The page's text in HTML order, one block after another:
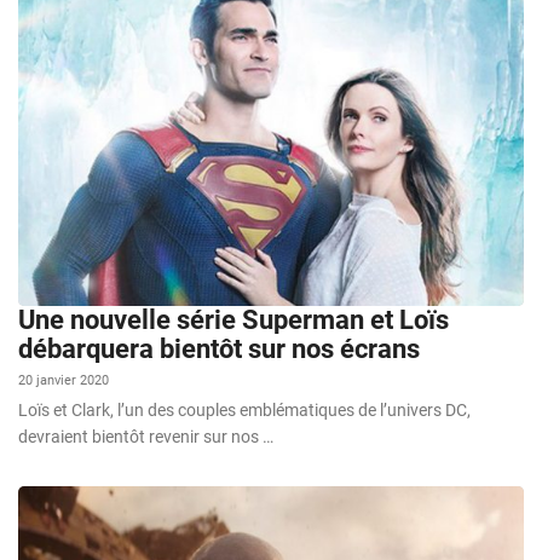
Une nouvelle série Superman et Loïs
débarquera bientôt sur nos écrans
20 janvier 2020
Loïs et Clark, l’un des couples emblématiques de l’univers DC,
devraient bientôt revenir sur nos …